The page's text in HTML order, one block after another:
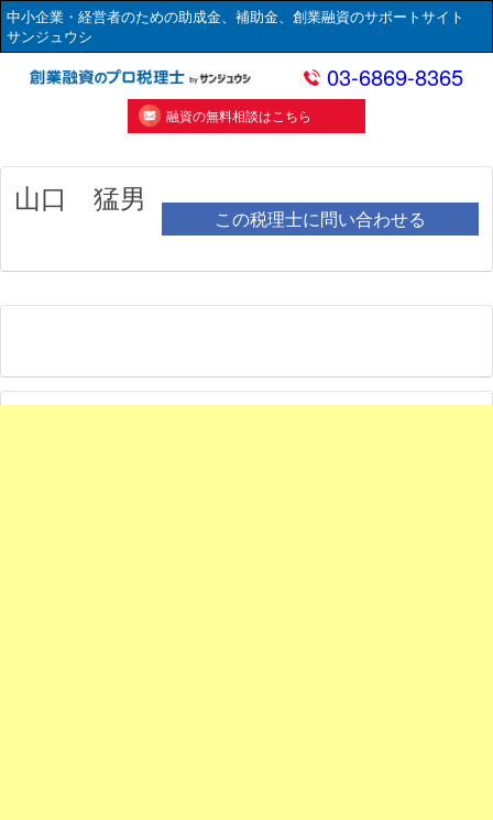
中小企業・経営者のための助成金、補助金、創業融資のサポートサイト
サンジュウシ
03-6869-8365
融資の無料相談はこちら
山口 猛男
この税理士に問い合わせる